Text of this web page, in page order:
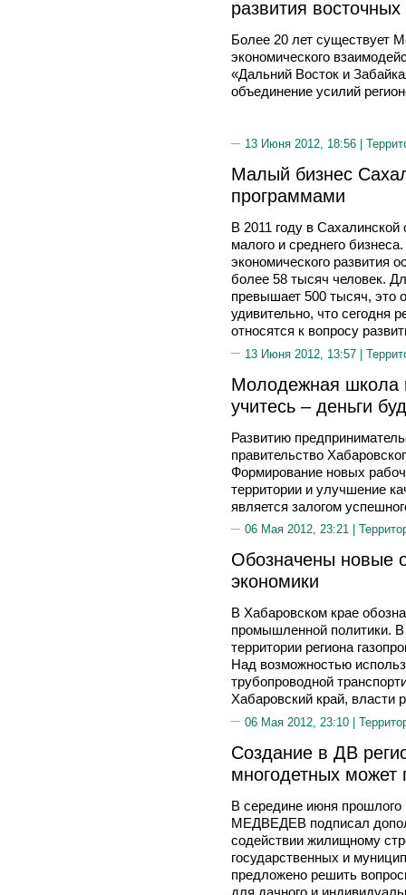
развития
Более 20 лет существует
экономического
«Дальний Восток и
объединение усилий
13 Июня 2012, 18:56 |
Малый бизнес
программами
В 2011 году в Сахалинской
малого и среднего
экономического развития
более 58 тысяч человек.
превышает 500 тысяч, это
удивительно, что сегодня
относятся к вопросу
13 Июня 2012, 13:57 |
Молодежная школа
учитесь – деньги
Развитию
правительство
Формирование новых
территории и улучшение
является залогом
06 Мая 2012, 23:21 |
Обозначены новые
экономики
В Хабаровском крае
промышленной политики.
территории региона
Над возможностью
трубопроводной
Хабаровский край, власти
06 Мая 2012, 23:10 |
Создание в ДВ
многодетных может
В середине июня
МЕДВЕДЕВ подписал
содействии жилищному
государственных и
предложено решить
для дачного и